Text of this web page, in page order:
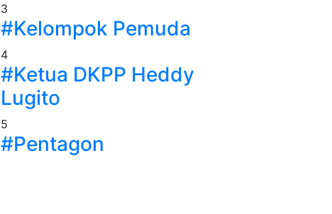
3
#Kelompok Pemuda
4
#Ketua DKPP Heddy
Lugito
5
#Pentagon